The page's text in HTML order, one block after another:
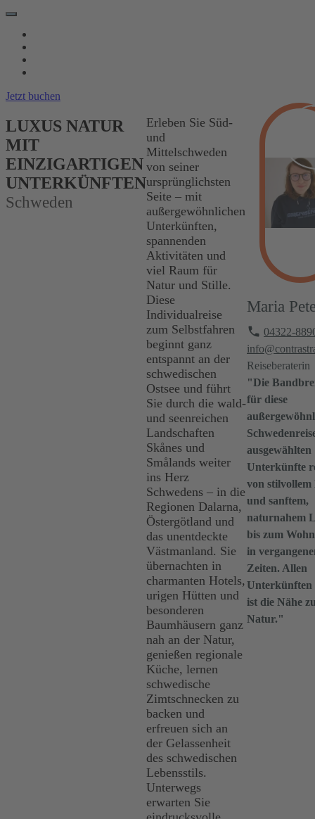
Jetzt buchen
LUXUS NATUR
MIT
EINZIGARTIGEN
UNTERKÜNFTEN
Schweden
Erleben Sie Süd-
und
Mittelschweden
von seiner
ursprünglichsten
Seite – mit
außergewöhnlichen
Unterkünften,
spannenden
Aktivitäten und
viel Raum für
Natur und Stille.
Diese
Individualreise
zum Selbstfahren
beginnt ganz
entspannt an der
schwedischen
Ostsee und führt
Sie durch die wald-
und seenreichen
Landschaften
Skånes und
Smålands weiter
ins Herz
Schwedens – in die
Regionen Dalarna,
Östergötland und
das unentdeckte
Västmanland. Sie
übernachten in
charmanten Hotels,
urigen Hütten und
besonderen
Baumhäusern ganz
nah an der Natur,
genießen regionale
Küche, lernen
schwedische
Zimtschnecken zu
backen und
erfreuen sich an
der Gelassenheit
des schwedischen
Lebensstils.
Unterwegs
erwarten Sie
Maria
04322-
Reiseberaterin
"Die
für diese
ausgewählten
Unterkünfte
von stilvollem
und sanftem,
naturnahem
bis zum
in
Zeiten. Allen
Unterkünften
ist die Nähe
Natur."